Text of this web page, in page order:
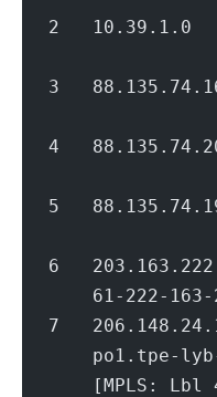
2
3
4
5
6
61-222-
7
po1.tpe-
[MPLS: Lbl